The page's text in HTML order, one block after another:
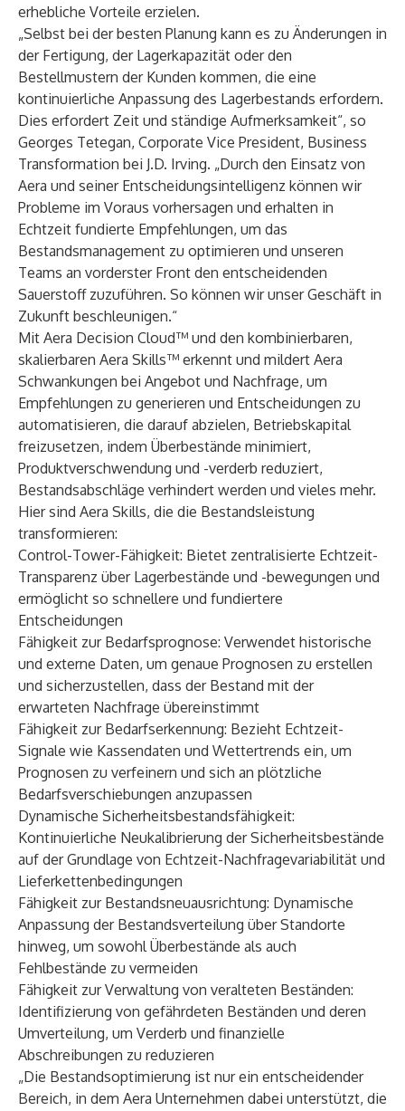
erhebliche Vorteile erzielen.
„Selbst bei der besten Planung kann es zu Änderungen in
der Fertigung, der Lagerkapazität oder den
Bestellmustern der Kunden kommen, die eine
kontinuierliche Anpassung des Lagerbestands erfordern.
Dies erfordert Zeit und ständige Aufmerksamkeit“, so
Georges Tetegan, Corporate Vice President, Business
Transformation bei J.D. Irving. „Durch den Einsatz von
Aera und seiner Entscheidungsintelligenz können wir
Probleme im Voraus vorhersagen und erhalten in
Echtzeit fundierte Empfehlungen, um das
Bestandsmanagement zu optimieren und unseren
Teams an vorderster Front den entscheidenden
Sauerstoff zuzuführen. So können wir unser Geschäft in
Zukunft beschleunigen.“
Mit Aera Decision Cloud™ und den kombinierbaren,
skalierbaren Aera Skills™ erkennt und mildert Aera
Schwankungen bei Angebot und Nachfrage, um
Empfehlungen zu generieren und Entscheidungen zu
automatisieren, die darauf abzielen, Betriebskapital
freizusetzen, indem Überbestände minimiert,
Produktverschwendung und -verderb reduziert,
Bestandsabschläge verhindert werden und vieles mehr.
Hier sind Aera Skills, die die Bestandsleistung
transformieren:
Control-Tower-Fähigkeit: Bietet zentralisierte Echtzeit-
Transparenz über Lagerbestände und -bewegungen und
ermöglicht so schnellere und fundiertere
Entscheidungen
Fähigkeit zur Bedarfsprognose: Verwendet historische
und externe Daten, um genaue Prognosen zu erstellen
und sicherzustellen, dass der Bestand mit der
erwarteten Nachfrage übereinstimmt
Fähigkeit zur Bedarfserkennung: Bezieht Echtzeit-
Signale wie Kassendaten und Wettertrends ein, um
Prognosen zu verfeinern und sich an plötzliche
Bedarfsverschiebungen anzupassen
Dynamische Sicherheitsbestandsfähigkeit:
Kontinuierliche Neukalibrierung der Sicherheitsbestände
auf der Grundlage von Echtzeit-Nachfragevariabilität und
Lieferkettenbedingungen
Fähigkeit zur Bestandsneuausrichtung: Dynamische
Anpassung der Bestandsverteilung über Standorte
hinweg, um sowohl Überbestände als auch
Fehlbestände zu vermeiden
Fähigkeit zur Verwaltung von veralteten Beständen:
Identifizierung von gefährdeten Beständen und deren
Umverteilung, um Verderb und finanzielle
Abschreibungen zu reduzieren
„Die Bestandsoptimierung ist nur ein entscheidender
Bereich, in dem Aera Unternehmen dabei unterstützt, die